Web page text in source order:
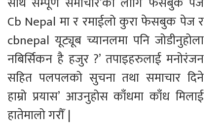
Cb Nepal मा र रमाईलो कुरा फेसबुक पेज र
cbnepal यूट्यूब च्यानलमा पनि जोडीनुहोला
नबिर्सिकन है हजुर ?’ तपाइहरुलाई मनोरंजन
सहित पलपलको सुचना तथा समाचार दिने
हाम्रो प्रयास’ आउनुहोस काँधमा काँध मिलाई
हातेमालो गरौँ |